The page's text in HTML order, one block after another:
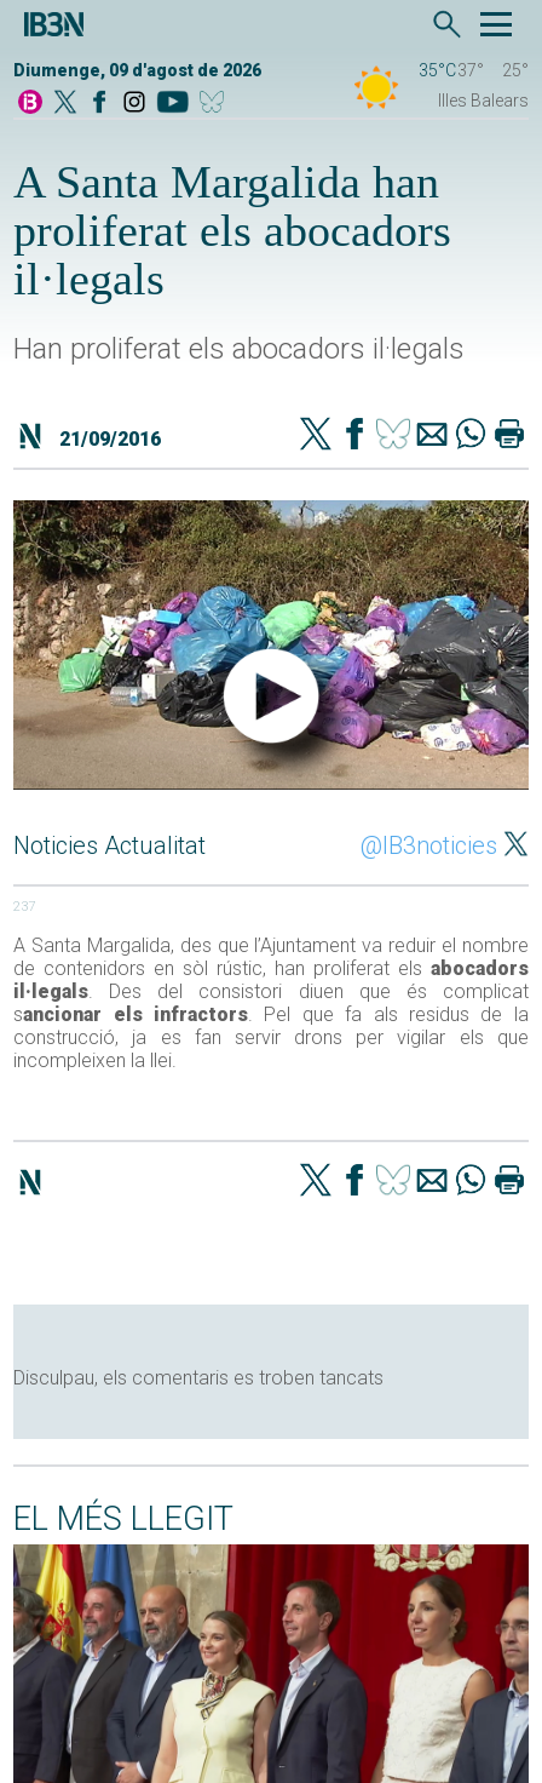
Diumenge, 09 d'agost de 2026 35°C37°
25°
Illes Balears
A Santa Margalida han
proliferat els abocadors
il·legals
Han proliferat els abocadors il·legals
21/09/2016
Noticies Actualitat @IB3noticies
237
A Santa Margalida, des que l’Ajuntament va reduir el nombre
de contenidors en sòl rústic, han proliferat els abocadors
il·legals. Des del consistori diuen que és complicat
sancionar els infractors. Pel que fa als residus de la
construcció, ja es fan servir drons per vigilar els que
incompleixen la llei.
Disculpau, els comentaris es troben tancats
EL MÉS LLEGIT